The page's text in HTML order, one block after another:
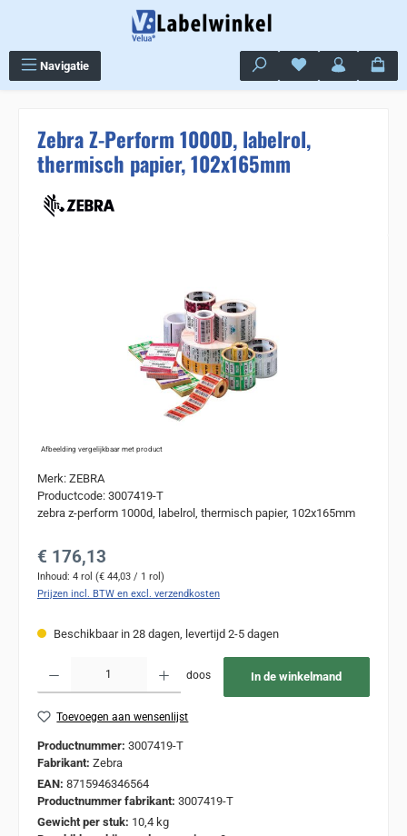
Navigatie Je hebt 0 items op
Zebra Z-Perform 1000D, labelrol,
thermisch papier, 102x165mm
Afbeelding vergelijkbaar met product
Merk: ZEBRA
Productcode: 3007419-T
zebra z-perform 1000d, labelrol, thermisch papier, 102x165mm
Normale prijs:
€ 176,13
Inhoud: 4 rol (€ 44,03 / 1 rol)
Prijzen incl. BTW en excl. verzendkosten
Beschikbaar in 28 dagen, levertijd 2-5 dagen
doos In de winkelmand
Toevoegen aan wensenlijst
Productnummer: 3007419-T
Fabrikant: Zebra
EAN: 8715946346564
Productnummer fabrikant: 3007419-T
Gewicht per stuk: 10,4 kg